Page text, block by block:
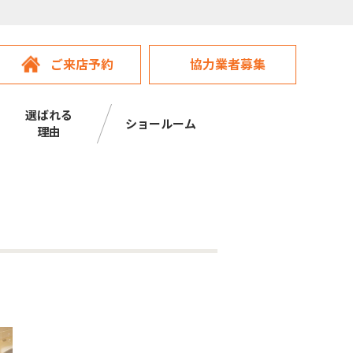
ご来店予約 協力業者募集
選ばれる
理由
ショールーム